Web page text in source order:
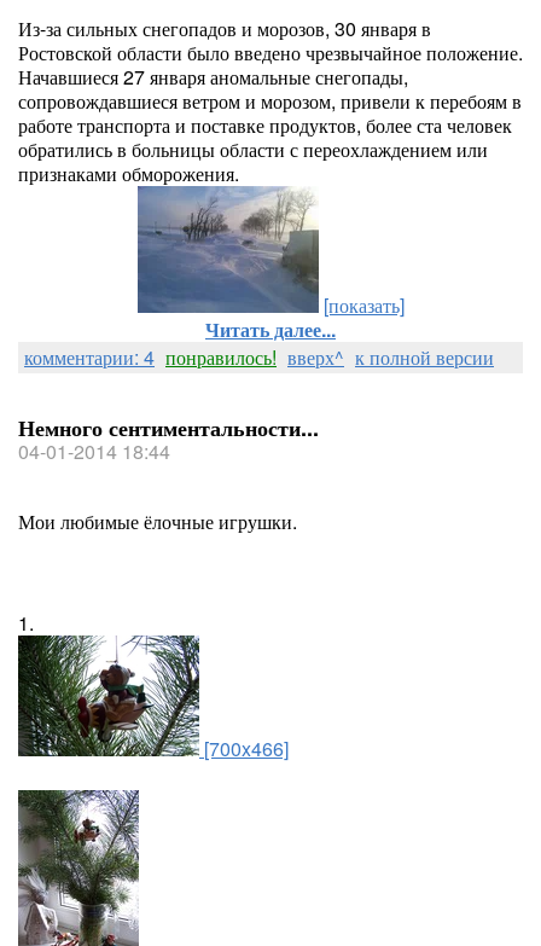
Из-за сильных снегопадов и морозов, 30 января в
Ростовской области было введено чрезвычайное положение.
Начавшиеся 27 января аномальные снегопады,
сопровождавшиеся ветром и морозом, привели к перебоям в
работе транспорта и поставке продуктов, более ста человек
обратились в больницы области с переохлаждением или
признаками обморожения.
[показать]
Читать далее...
комментарии: 4 понравилось! вверх^ к полной версии
Немного сентиментальности...
04-01-2014 18:44
Мои любимые ёлочные игрушки.
1.
[700x466]